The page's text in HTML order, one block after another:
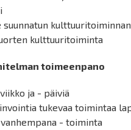
suunnatun
kulttuuritoiminta
toimeenpano
ja - päiviä
tukevaa toimintaa
- toiminta